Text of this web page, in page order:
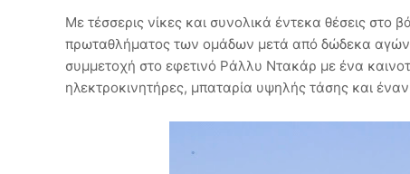
Με τέσσερις νίκες και συνολικά έντεκα θέσεις στο
πρωταθλήματος των ομάδων μετά από δώδεκα
συμμετοχή στο εφετινό Ράλλυ Ντακάρ με ένα
ηλεκτροκινητήρες, μπαταρία υψηλής τάσης και